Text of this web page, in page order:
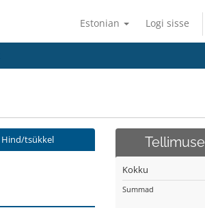
Estonian Logi sisse
Hind/tsükkel
Kokku
Summad